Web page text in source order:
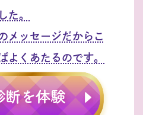
た。
メッセージだからこ
よくあたるのです。